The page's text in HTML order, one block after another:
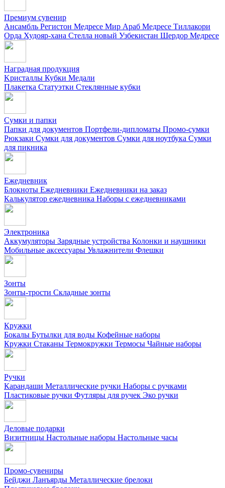
Премиум сувенир
Ансамбль Регистон Медресе Мир Араб Медресе Тиллакори
Орда Худояр-хана Стелла новый Узбекистан Шердор Медресе
Наградная продукция
Kристаллы Кубки Медали
Плакетка Статуэтки Стеклянные кубки
Сумки и папки
Папки для документов Портфели-дипломаты Промо-сумки
Рюкзаки Сумки для документов Сумки для ноутбука Сумки
для пикника
Ежедневник
Блокноты Ежедневники Ежедневники на заказ
Калькулятор ежедневника Наборы с ежедневниками
Электроника
Аккумуляторы Зарядные устройства Колонки и наушники
Мобильные аксессуары Увлажнители Флешки
Зонты
Зонты-трости Складные зонты
Кружки
Бокалы Бутылки для воды Кофейные наборы
Кружки Стаканы Термокружки Термосы Чайные наборы
Ручки
Карандаши Металлические ручки Наборы с ручками
Пластиковые ручки Футляры для ручек Эко ручки
Деловые подарки
Визитницы Настольные наборы Настольные часы
Промо-сувениры
Бейджи Ланъярды Металлические брелоки